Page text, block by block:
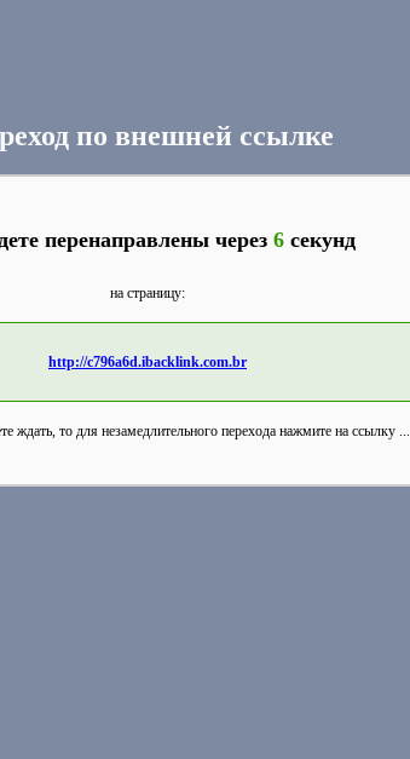
по внешней ссылке
перенаправлены через 6секунд
на страницу:
http://c796a6d.ibacklink.com.br
ждать, то для незамедлительного перехода нажмите на ссылку ...